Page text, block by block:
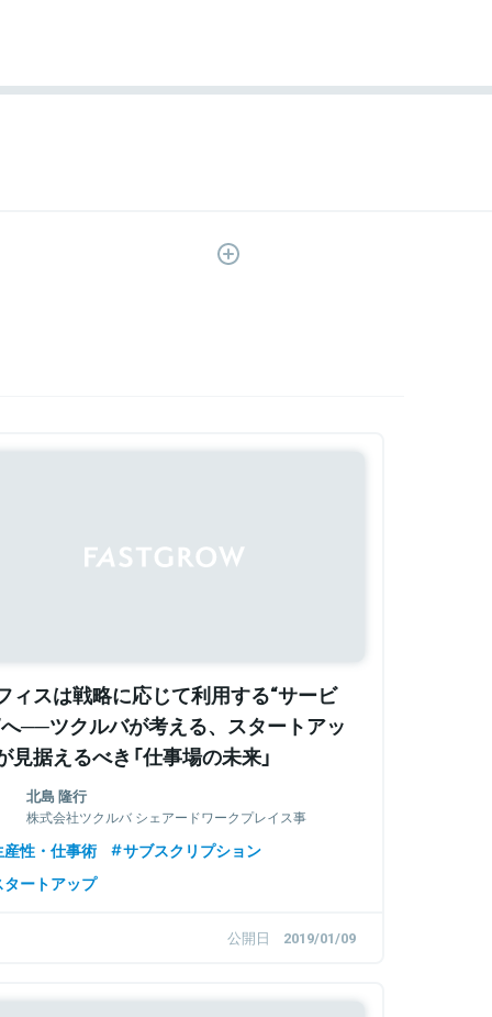
ィスは戦略に応じて利用する“サービ
──ツクルバが考える、スタートアッ
見据えるべき「仕事場の未来」
北島 隆行
株式会社ツクルバ シェアードワークプレイス事
産性・仕事術
サブスクリプション
タートアップ
公開日 2019/01/09